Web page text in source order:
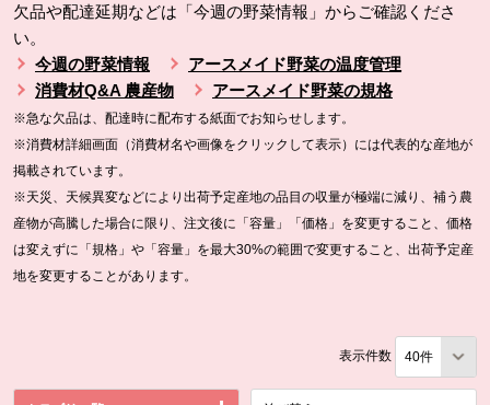
欠品や配達延期などは「今週の野菜情報」からご確認くださ
い。
今週の野菜情報
アースメイド野菜の温度管理
消費材Q&A 農産物
アースメイド野菜の規格
※急な欠品は、配達時に配布する紙面でお知らせします。
※消費材詳細画面（消費材名や画像をクリックして表示）には代表的な産地が
掲載されています。
※天災、天候異変などにより出荷予定産地の品目の収量が極端に減り、補う農
産物が高騰した場合に限り、注文後に「容量」「価格」を変更すること、価格
は変えずに「規格」や「容量」を最大30%の範囲で変更すること、出荷予定産
地を変更することがあります。
表示件数